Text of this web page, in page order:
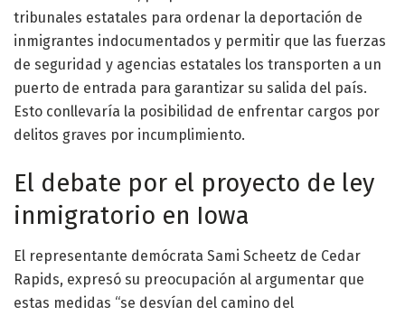
tribunales estatales para ordenar la deportación de
inmigrantes indocumentados y permitir que las fuerzas
de seguridad y agencias estatales los transporten a un
puerto de entrada para garantizar su salida del país.
Esto conllevaría la posibilidad de enfrentar cargos por
delitos graves por incumplimiento.
El debate por el proyecto de ley
inmigratorio en Iowa
El representante demócrata Sami Scheetz de Cedar
Rapids, expresó su preocupación al argumentar que
estas medidas “se desvían del camino del